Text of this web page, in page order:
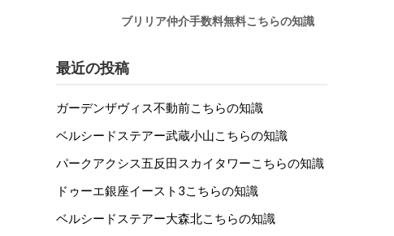
ブリリア仲介手数料無料こちらの知識
最近の投稿
ガーデンザヴィス不動前こちらの知識
ベルシードステアー武蔵小山こちらの知識
パークアクシス五反田スカイタワーこちらの知識
ドゥーエ銀座イースト3こちらの知識
ベルシードステアー大森北こちらの知識